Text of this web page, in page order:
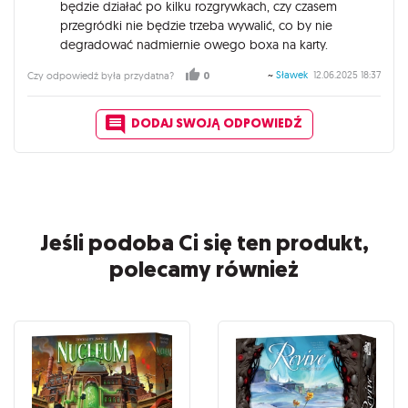
będzie działać po kilku rozgrywkach, czy czasem
przegródki nie będzie trzeba wywalić, co by nie
degradować nadmiernie owego boxa na karty.
Czy odpowiedź była przydatna? 0 ~ Sławek 12.06.2025 18:37
DODAJ SWOJĄ ODPOWIEDŹ
Jeśli podoba Ci się ten produkt,
polecamy również